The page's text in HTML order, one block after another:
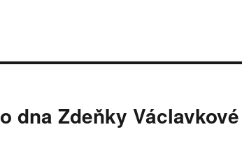
dna Zdeňky Václavkové